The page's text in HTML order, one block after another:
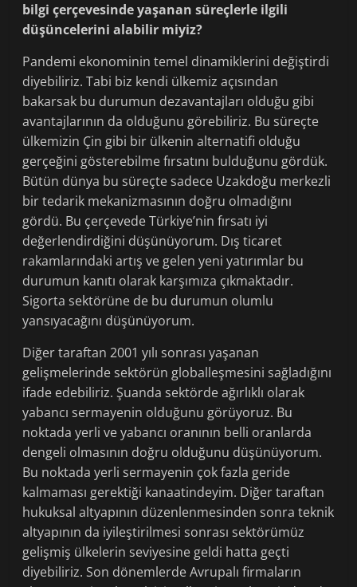
bilgi çerçevesinde yaşanan süreçlerle ilgili
düşüncelerini alabilir miyiz?
Pandemi ekonominin temel dinamiklerini değiştirdi
diyebiliriz. Tabi biz kendi ülkemiz açısından
bakarsak bu durumun dezavantajları olduğu gibi
avantajlarının da olduğunu görebiliriz. Bu süreçte
ülkemizin Çin gibi bir ülkenin alternatifi olduğu
gerçeğini gösterebilme fırsatını bulduğunu gördük.
Bütün dünya bu süreçte sadece Uzakdoğu merkezli
bir tedarik mekanizmasının doğru olmadığını
gördü. Bu çerçevede Türkiye’nin fırsatı iyi
değerlendirdiğini düşünüyorum. Dış ticaret
rakamlarındaki artış ve gelen yeni yatırımlar bu
durumun kanıtı olarak karşımıza çıkmaktadır.
Sigorta sektörüne de bu durumun olumlu
yansıyacağını düşünüyorum.
Diğer taraftan 2001 yılı sonrası yaşanan
gelişmelerinde sektörün globalleşmesini sağladığını
ifade edebiliriz. Şuanda sektörde ağırlıklı olarak
yabancı sermayenin olduğunu görüyoruz. Bu
noktada yerli ve yabancı oranının belli oranlarda
dengeli olmasının doğru olduğunu düşünüyorum.
Bu noktada yerli sermayenin çok fazla geride
kalmaması gerektiği kanaatindeyim. Diğer taraftan
hukuksal altyapının düzenlenmesinden sonra teknik
altyapının da iyileştirilmesi sonrası sektörümüz
gelişmiş ülkelerin seviyesine geldi hatta geçti
diyebiliriz. Son dönemlerde Avrupalı firmaların